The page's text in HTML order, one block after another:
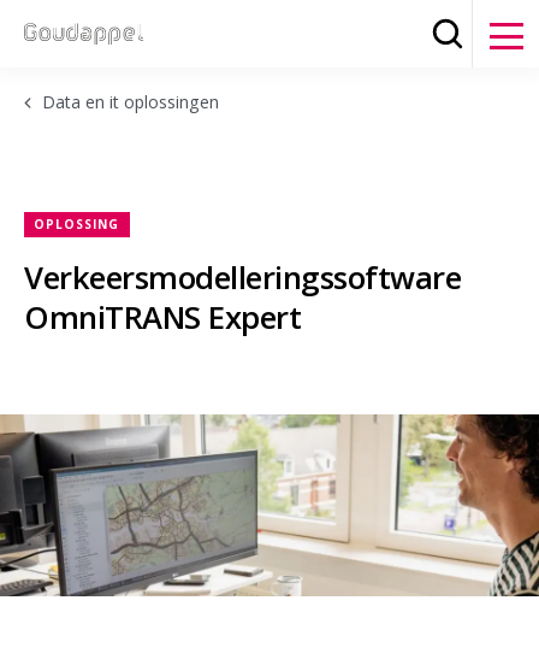
Zoeken
Data en it oplossingen
Verkeersmodelleringssoftware
OmniTRANS Expert
OPLOSSING